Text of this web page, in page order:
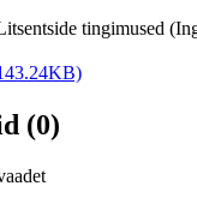
tingimused
(0)